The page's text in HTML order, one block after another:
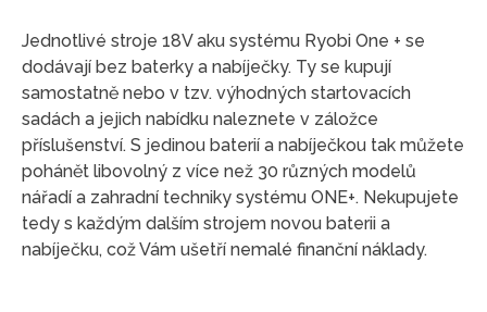
Jednotlivé stroje 18V aku systému Ryobi One + se
dodávají bez baterky a nabíječky. Ty se kupují
samostatně nebo v tzv. výhodných startovacích
sadách a jejich nabídku naleznete v záložce
příslušenství. S jedinou baterií a nabíječkou tak můžete
pohánět libovolný z více než 30 různých modelů
nářadí a zahradní techniky systému ONE+. Nekupujete
tedy s každým dalším strojem novou baterii a
nabíječku, což Vám ušetří nemalé finanční náklady.